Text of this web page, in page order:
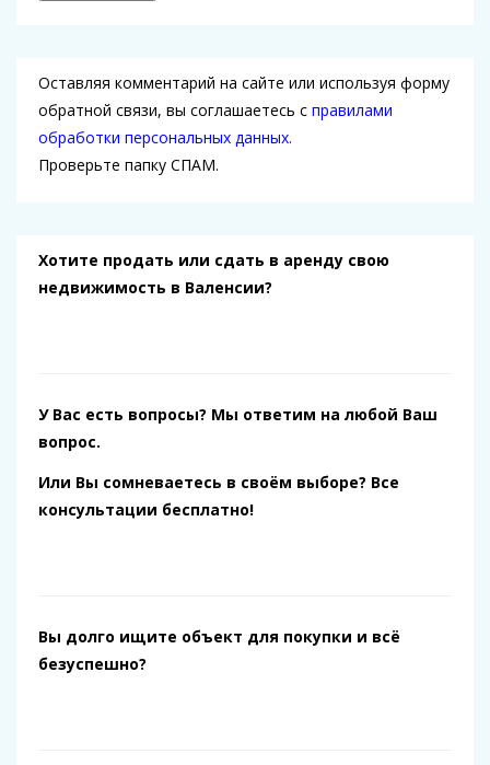
Оставляя комментарий на сайте или используя форму
обратной связи, вы соглашаетесь с правилами
обработки персональных данных.
Проверьте папку СПАМ.
Хотите продать или сдать в аренду свою
недвижимость в Валенсии?
У Вас есть вопросы? Мы ответим на любой Ваш
вопрос.
Или Вы сомневаетесь в своём выборе? Все
консультации бесплатно!
Вы долго ищите объект для покупки и всё
безуспешно?